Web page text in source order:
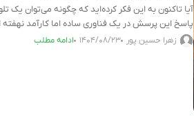
آیا تاکنون به این فکر کرده‌اید که چگونه می‌توان یک
پاسخ این پرسش در یک فناوری ساده اما کارآمد نهفته
زهرا حسین پور ۱۴۰۴/۰۸/۲۳ ادامه مطلب